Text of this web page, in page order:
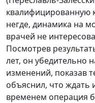
квалифицированную
негде, динамика на
врачей не
Посмотрев
лет, он убедительно
изменений, показав
объяснил, что ждать
временем операция